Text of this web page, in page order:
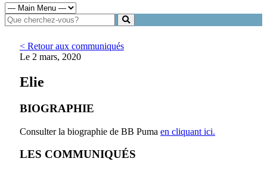
< Retour aux communiqués
Le 2 mars, 2020
Elie
BIOGRAPHIE
Consulter la biographie de BB Puma en cliquant ici.
LES COMMUNIQUÉS